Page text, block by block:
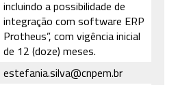
incluindo a possibilidade de
integração com software ERP
Protheus”, com vigência inicial
de 12 (doze) meses.
estefania.silva@cnpem.br